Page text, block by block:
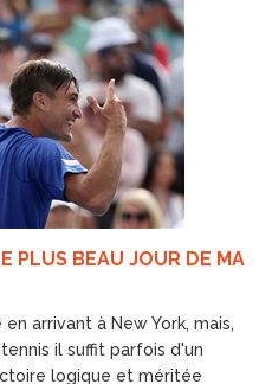
PLUS BEAU JOUR DE MA
arrivant à New York, mais,
il suffit parfois d'un
logique et méritée